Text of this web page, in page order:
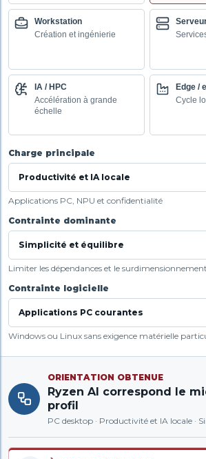
Workstation
Création et ingénierie
IA / HPC
Accélération à grande
échelle
Edge /
Cycle
Charge principale
Applications PC, NPU et confidentialité
Contrainte dominante
Limiter les dépendances et le surdimensionnement
Contrainte logicielle
Windows ou Linux sans exigence matérielle
ORIENTATION OBTENUE
Ryzen AI correspond le
profil
PC desktop · Productivité et IA locale ·